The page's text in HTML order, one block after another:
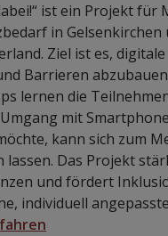
ist ein Projekt für
in Gelsenkirchen
Ziel ist es,
Barrieren
lernen die
mit
kann sich zum
lassen. Das Projekt
und fördert
individuell